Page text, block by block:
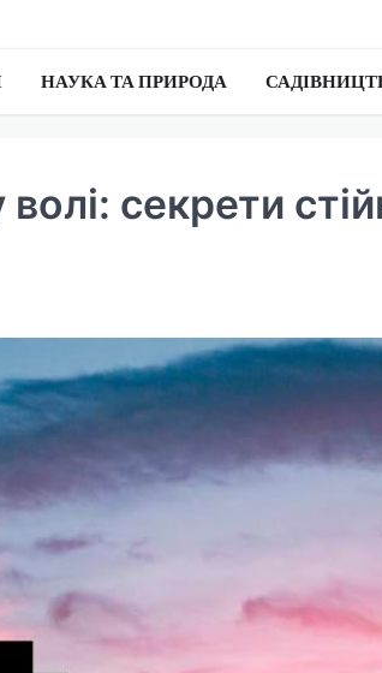
НАУКА ТА ПРИРОДА
секрети